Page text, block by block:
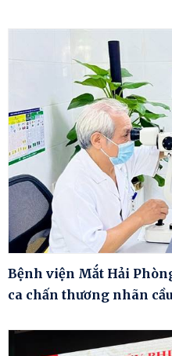
Bệnh viện Mắt Hải
ca chấn thương nhãn